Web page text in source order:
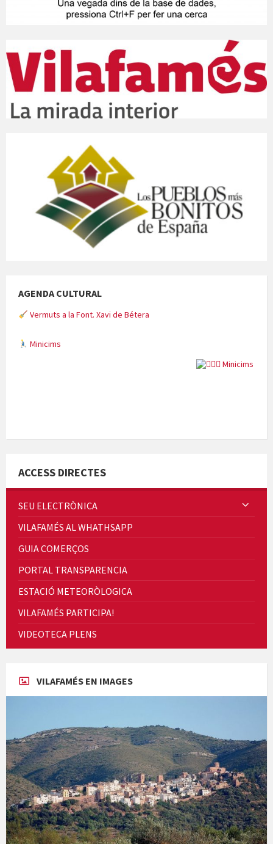
AGENDA CULTURAL
Vermuts a la Font. Xavi de Bétera
Minicims
Quintà Culroja
Cicle de Cine i Dones rurals
Concerts al Museu
Presentació del llibre &quot;La mare&quot;, d'Emma Zafon
ACCESS DIRECTES
SEU ELECTRÒNICA
VILAFAMÉS AL WHATHSAPP
GUIA COMERÇOS
PORTAL TRANSPARENCIA
ESTACIÓ METEORÒLOGICA
VILAFAMÉS PARTICIPA!
VIDEOTECA PLENS
VILAFAMÉS EN IMAGES